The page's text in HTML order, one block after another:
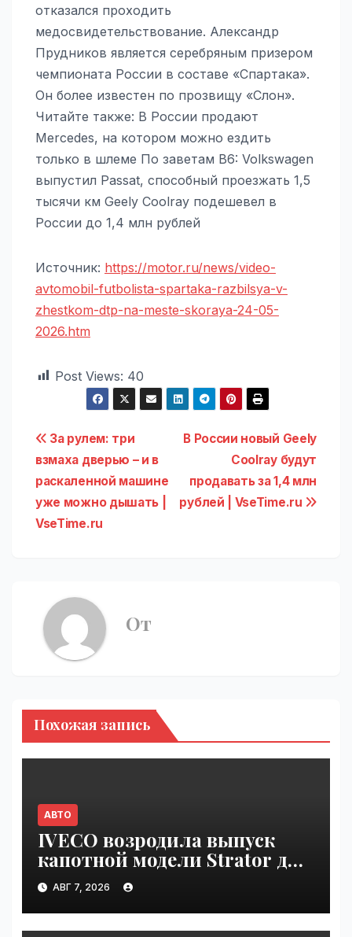
отказался проходить
медосвидетельствование. Александр
Прудников является серебряным призером
чемпионата России в составе «Спартака».
Он более известен по прозвищу «Слон».
Читайте также: В России продают
Mercedes, на котором можно ездить
только в шлеме По заветам В6: Volkswagen
выпустил Passat, способный проезжать 1,5
тысячи км Geely Coolray подешевел в
России до 1,4 млн рублей
Источник: https://motor.ru/news/video-
avtomobil-futbolista-spartaka-razbilsya-v-
zhestkom-dtp-na-meste-skoraya-24-05-
2026.htm
Post Views: 40
Навигация
по
записям
В России новый Geely
Coolray будут
продавать за 1,4 млн
рублей | VseTime.ru
За рулем: три
взмаха дверью – и в
раскаленной машине
уже можно дышать |
VseTime.ru
От
Похожая запись
АВТО
IVECO возродила выпуск
капотной модели Strator для
Европы | VseTime.ru
АВГ 7, 2026